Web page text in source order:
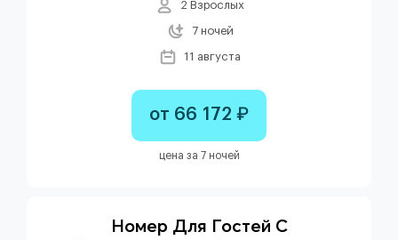
2 Взрослых
7 ночей
11 августа
от 66 172 ₽
цена за 7 ночей
Номер Для Гостей С